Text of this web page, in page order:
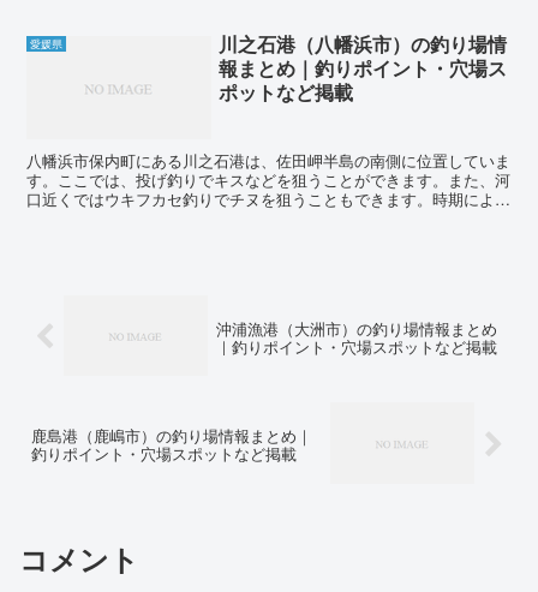
愛媛県
川之石港（八幡浜市）の釣り場情
報まとめ｜釣りポイント・穴場ス
ポットなど掲載
八幡浜市保内町にある川之石港は、佐田岬半島の南側に位置していま
す。ここでは、投げ釣りでキスなどを狙うことができます。また、河
口近くではウキフカセ釣りでチヌを狙うこともできます。時期によっ
沖浦漁港（大洲市）の釣り場情報まとめ
｜釣りポイント・穴場スポットなど掲載
鹿島港（鹿嶋市）の釣り場情報まとめ｜
釣りポイント・穴場スポットなど掲載
コメント